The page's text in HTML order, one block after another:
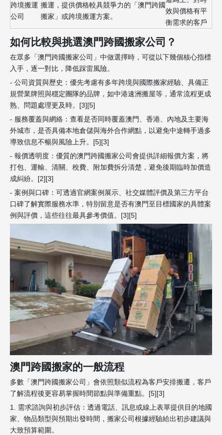
跨境搬運
公司
搬運，提供價格較具競爭力的「澳門跨國
搬家」或跨境搬運方案。
效與價格有平
衡需求的客戶
如何比較與挑選澳門跨國搬家公司？
在眾多「澳門跨國搬家公司」中做選擇時，可從以下幾個核心指標
入手，逐一對比，降低踩雷風險。
- 公司資質與歷史：優先考慮有多年跨境與國際搬家經驗、具備正
規營業牌照與穩定團隊的品牌，如中港速洲搬屋等，通常流程更成
熟、問題處理更及時。[3][5]
- 服務覆蓋與網絡：查看是否同時覆蓋澳門、香港、內地及主要海
外城市，是否具備本地倉儲與海外合作網點，以避免中途轉手過多
導致信息不暢與風險上升。[5][3]
- 報價透明度：優質的澳門跨國搬家公司會提供詳細報價方案，將
打包、運輸、清關、稅費、附加費拆分清楚，避免後期臨時加價造
成糾紛。[2][3]
- 案例與口碑：可透過官網案例展示、社交媒體評價及第三方平台
口碑了解實際服務水準，特別留意是否有澳門至目標國家的具體案
例與評價，這些往往最具參考價值。[3][5]
澳門跨國搬家的一般流程
多數「澳門跨國搬家公司」會依照類似流程為客戶安排搬遷，客戶
了解流程後更容易掌握時間節點與準備重點。[5][3]
1. 需求諮詢與初步評估：透過電話、訊息或線上表單提供目的地國
家、物品類型與預期出發時間，搬家公司根據經驗給出初步建議與
大致預算範圍。